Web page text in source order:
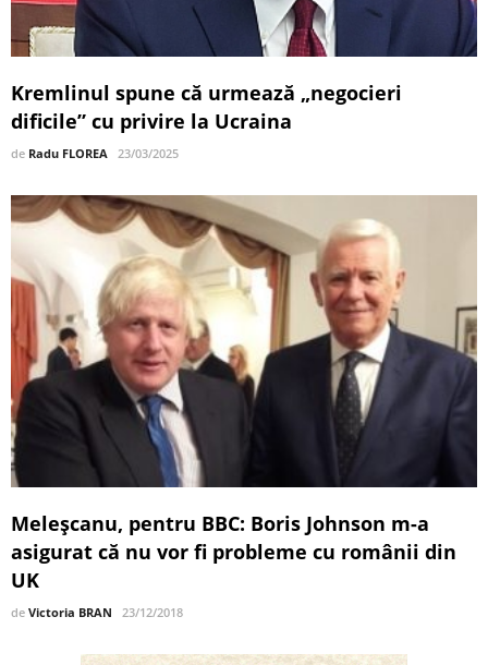
Kremlinul spune că urmează „negocieri
dificile” cu privire la Ucraina
de Radu FLOREA 23/03/2025
Meleşcanu, pentru BBC: Boris Johnson m-a
asigurat că nu vor fi probleme cu românii din
UK
de Victoria BRAN 23/12/2018